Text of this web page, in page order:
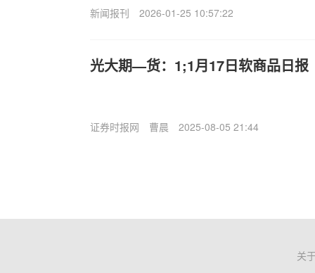
新闻报刊 2026-01-25 10:57:22
光大期—货：1;1月17日软商品日报
证券时报网 曹晨 2025-08-05 21:44
关